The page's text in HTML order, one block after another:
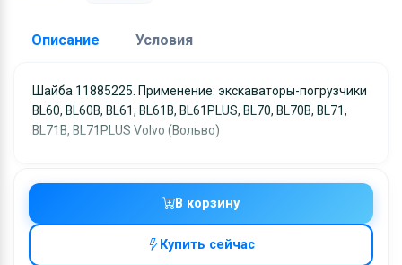
В корзину
Купить сейчас
Описание Условия
Шайба 11885225. Применение: экскаваторы-погрузчики
BL60, BL60B, BL61, BL61B, BL61PLUS, BL70, BL70B, BL71,
BL71B, BL71PLUS Volvo (Вольво)
Доставка:
Адрес самовывоза: г. Екатеринбург, ул
Монтажников, стр 9
Отправка товара осуществляется в течение 2-х
после получения оплаты и отправляются через UPS
отслеживанием местоположения посылки и
без обязательной подписи. При выборе доставки